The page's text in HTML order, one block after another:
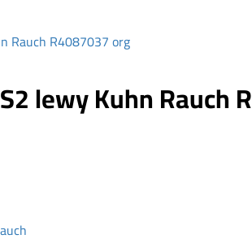
Rauch R4087037 org
lewy Kuhn Rauch